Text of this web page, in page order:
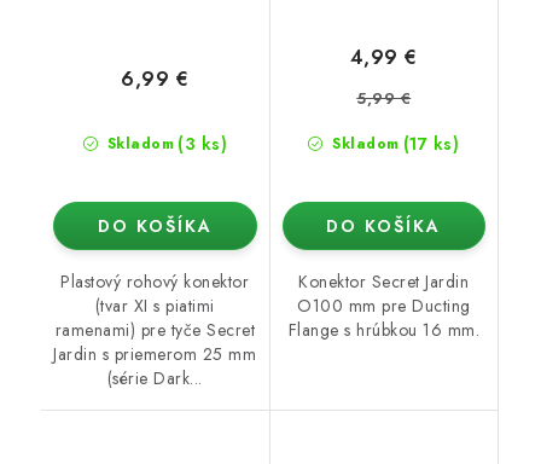
Skladom (3 ks)
6,99 €
DO KOŠÍKA
Plastový rohový konektor
(tvar XI s piatimi
ramenami) pre tyče Secret
Jardin s priemerom 25 mm
(série Dark...
Skladom (17 ks)
4,99 €
5,99 €
DO KOŠÍKA
Konektor Secret Jardin
O100 mm pre Ducting
Flange s hrúbkou 16 mm.